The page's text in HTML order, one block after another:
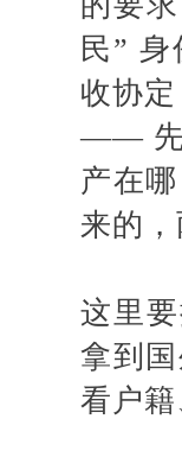
民”
收协
—— 先
产在
来的，
这里要
拿到
看户